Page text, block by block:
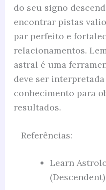
do seu signo
encontrar pistas
par perfeito e
relacionamentos.
astral é uma
deve ser
conhecimento para
resultados.
Referências:
Learn